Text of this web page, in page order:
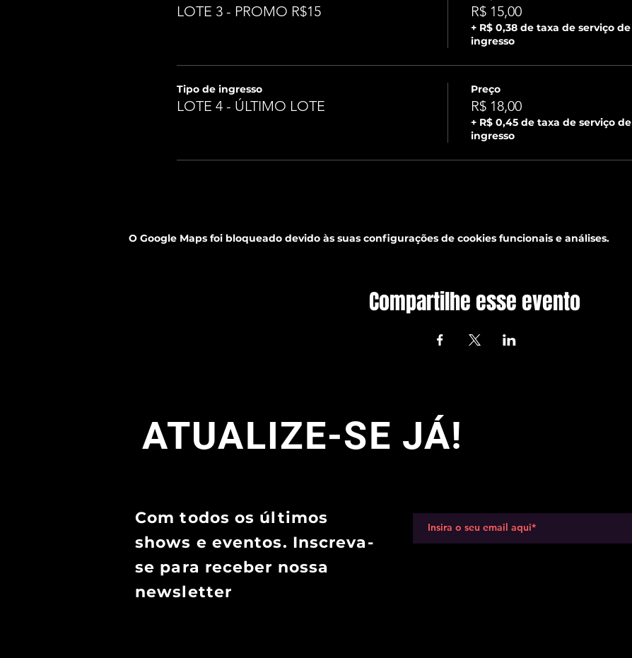
LOTE 3 - PROMO R$15 R$ 15,00
+ R$ 0,38 de taxa de serviço de
ingresso
Tipo de ingresso
LOTE 4 - ÚLTIMO LOTE
Preço
R$ 18,00
+ R$ 0,45 de taxa de serviço de
ingresso
O Google Maps foi bloqueado devido às suas configurações de cookies funcionais e análises.
Compartilhe esse evento
ATUALIZE-SE JÁ!
Com todos os últimos
shows e eventos. Inscreva-
se para receber nossa
newsletter